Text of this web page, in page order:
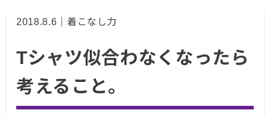
2018.8.6｜着こなし力
Tシャツ似合わなくなったら
考えること。